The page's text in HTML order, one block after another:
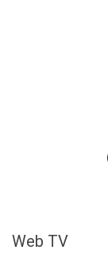
Web TV